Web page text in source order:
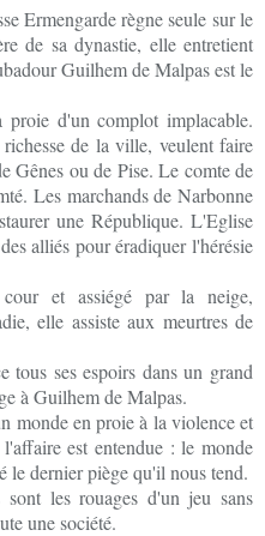
Ermengarde règne seule sur le
de sa dynastie, elle entretient
Guilhem de Malpas est le
d'un complot implacable.
de la ville, veulent faire
Gênes ou de Pise. Le comte de
Les marchands de Narbonne
une République. L'Eglise
alliés pour éradiquer l'hérésie
et assiégé par la neige,
elle assiste aux meurtres de
tous ses espoirs dans un grand
à Guilhem de Malpas.
monde en proie à la violence et
est entendue : le monde
le dernier piège qu'il nous tend.
sont les rouages d'un jeu sans
une société.